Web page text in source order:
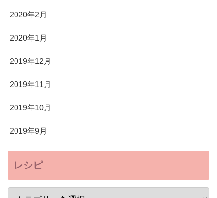
2020年2月
2020年1月
2019年12月
2019年11月
2019年10月
2019年9月
レシピ